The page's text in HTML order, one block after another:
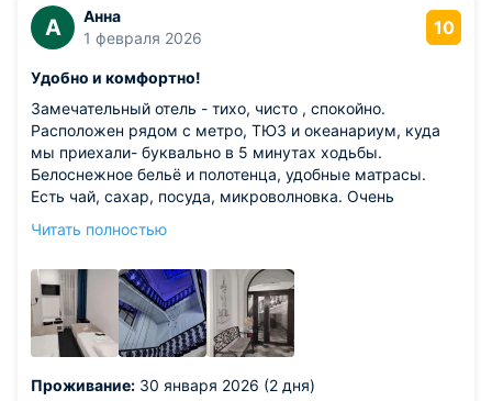
А
Анна
1 февраля 2026
10
Удобно и комфортно!
Замечательный отель - тихо, чисто , спокойно.
Расположен рядом с метро, ТЮЗ и океанариум, куда
мы приехали- буквально в 5 минутах ходьбы.
Белоснежное бельё и полотенца, удобные матрасы.
Есть чай, сахар, посуда, микроволновка. Очень
вежливые и доброжелательные. Нам всё понравилось!
отметить шикарную лестницу- очень атмосферно! А
вечером синяя подсветка- красота!)
Из недостатков: такого нет.
Читать полностью
Проживание: 30 января 2026 (2 дня)